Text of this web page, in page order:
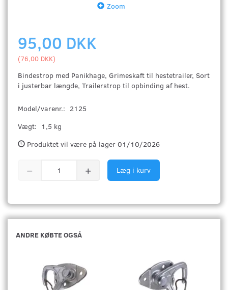
Zoom
95,00 DKK
(76,00 DKK)
Bindestrop med Panikhage, Grimeskaft til hestetrailer, Sort
i justerbar længde, Trailerstrop til opbinding af hest.
Model/varenr.: 2125
Vægt:
1,5 kg
Produktet vil være på lager 01/10/2026
Læg i kurv
ANDRE KØBTE OGSÅ